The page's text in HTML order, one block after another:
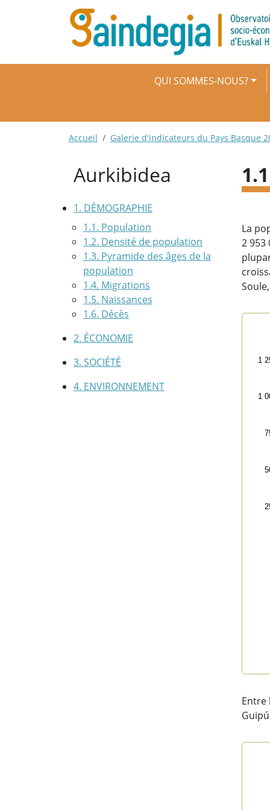
Aller au contenu principal
Navigation principaleQUI SOMMES-NOUS?
Fil d'Ariane
Accueil Galerie d'indicateurs du Pays Basque
Aurkibidea
1. DÉMOGRAPHIE
1.1. Population
1.2. Densité de population
1.3. Pyramide des âges de la
population
1.4. Migrations
1.5. Naissances
1.6. Décès
2. ÉCONOMIE
3. SOCIÉTÉ
4. ENVIRONNEMENT
La
2 953
1
1
Entre